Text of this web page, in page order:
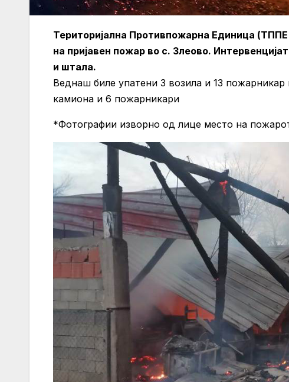
Територијална Противпожарна Единица
на пријавен пожар во с. Злеово.
и штала.
Веднаш биле упатени 3 возила и 13
камиона и 6 пожарникари
*Фотографии изворно од лице место на